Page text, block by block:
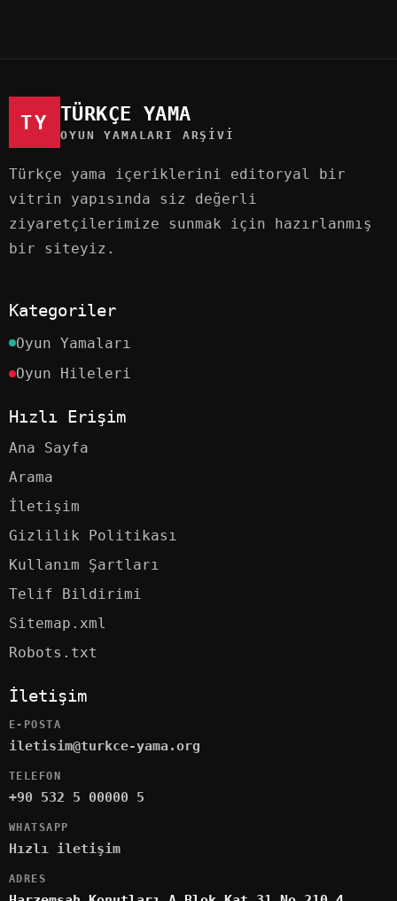
TY TÜRKÇE YAMA
OYUN YAMALARI ARŞIVI
Türkçe yama içeriklerini editoryal bir
vitrin yapısında siz değerli
ziyaretçilerimize sunmak için hazırlanmış
bir siteyiz.
Kategoriler
Oyun Yamaları
Oyun Hileleri
Hızlı Erişim
Ana Sayfa
Arama
İletişim
Gizlilik Politikası
Kullanım Şartları
Telif Bildirimi
Sitemap.xml
Robots.txt
İletişim
E-POSTA
iletisim@turkce-yama.org
TELEFON
+90 532 5 00000 5
WHATSAPP
Hızlı iletişim
ADRES